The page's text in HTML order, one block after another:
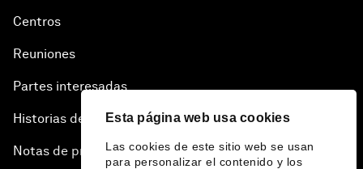
Esta página web usa cookies
Las cookies de este sitio web se usan
para personalizar el contenido y los
Centros
Reuniones
Partes interesadas
Historias del Foro
Notas de prensa